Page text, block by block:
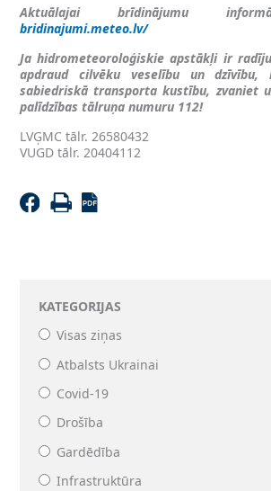
KATEGORIJAS
Visas ziņas
Atbalsts Ukrainai
Covid-19
Drošība
Gardēdība
Infrastruktūra
Aktuālajai brīdinājumu
bridinajumi.meteo.lv/
Ja hidrometeoroloģiskie apstākļi ir
apdraud cilvēku veselību un dzīvību,
sabiedriskā transporta kustību, zvaniet
palīdzības tālruņa numuru 112!
LVĢMC tālr. 26580432
VUGD tālr. 20404112